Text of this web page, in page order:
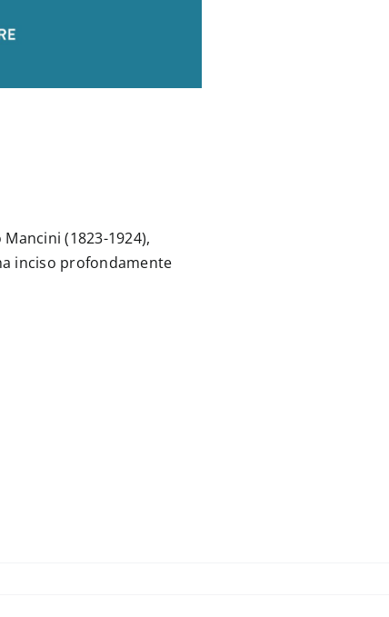
(1823-1924),
inciso profondamente